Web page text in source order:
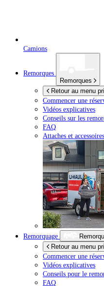
Camions
Remorques
Remorques
Retour au menu
Commencer une
Vidéos explicatives
Conseils sur les
FAQ
Attaches et accessoires
Remorquage
Retour au menu
Commencer une
Vidéos explicatives
Conseils pour le
FAQ